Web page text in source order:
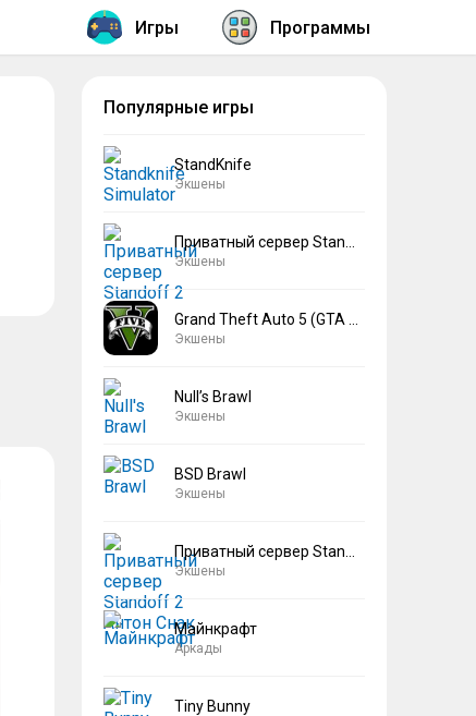
Игры Программы
Популярные игры
StandKnife
Экшены
Экшены
Экшены
Null’s Brawl
Экшены
BSD Brawl
Экшены
Экшены
Майнкрафт
Аркады
Tiny Bunny